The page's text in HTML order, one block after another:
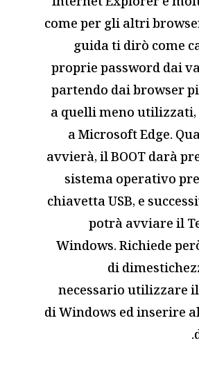
come per gli altri
guida ti dirò come
proprie password dai
partendo dai browser
a quelli meno utilizzati,
a Microsoft Edge.
avvierà, il BOOT darà
sistema operativo
chiavetta USB, e
potrà avviare il
Windows. Richiede
di
necessario utilizzare
di Windows ed inserire